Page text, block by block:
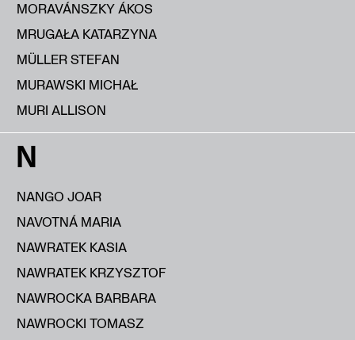
MORAVÁNSZKY ÁKOS
MRUGAŁA KATARZYNA
MÜLLER STEFAN
MURAWSKI MICHAŁ
MURI ALLISON
N
NANGO JOAR
NAVOTNÁ MARIA
NAWRATEK KASIA
NAWRATEK KRZYSZTOF
NAWROCKA BARBARA
NAWROCKI TOMASZ